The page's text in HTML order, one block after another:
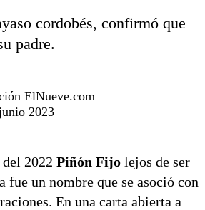
cordobés, confirmó que
padre.
ElNueve.com
2023
2022 Piñón Fijo lejos de ser
fue un nombre que se asoció con
En una carta abierta a